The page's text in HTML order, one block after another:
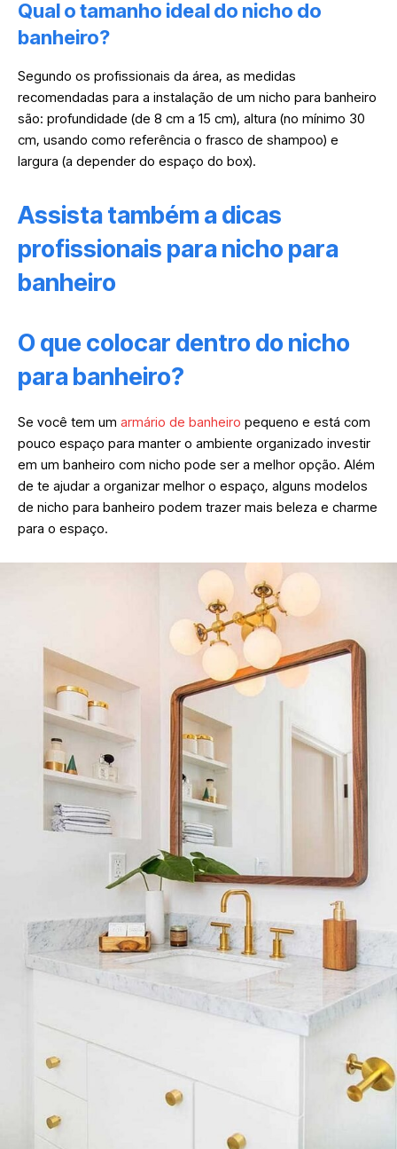
Qual o tamanho ideal do nicho do
banheiro?
Segundo os profissionais da área, as medidas
recomendadas para a instalação de um nicho para banheiro
são: profundidade (de 8 cm a 15 cm), altura (no mínimo 30
cm, usando como referência o frasco de shampoo) e
largura (a depender do espaço do box).
Assista também a dicas
profissionais para nicho para
banheiro
O que colocar dentro do nicho
para banheiro?
Se você tem um armário de banheiro pequeno e está com
pouco espaço para manter o ambiente organizado investir
em um banheiro com nicho pode ser a melhor opção. Além
de te ajudar a organizar melhor o espaço, alguns modelos
de nicho para banheiro podem trazer mais beleza e charme
para o espaço.